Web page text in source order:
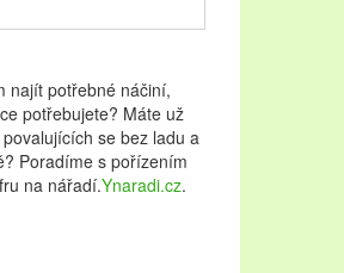
najít potřebné náčiní,
potřebujete? Máte už
se bez ladu a
Poradíme s pořízením
na nářadí.Ynaradi.cz.